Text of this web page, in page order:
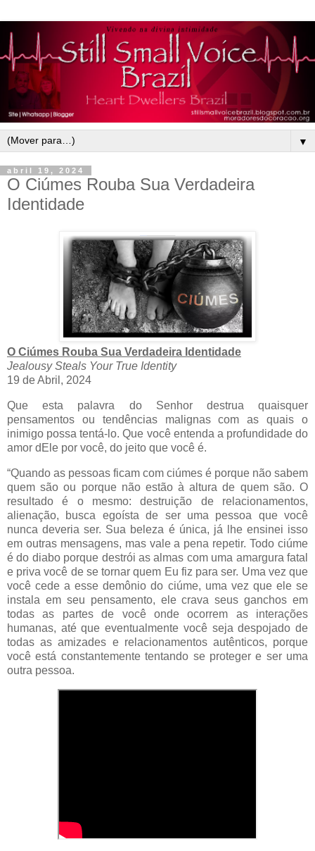
▼
abril 19, 2024
O Ciúmes Rouba Sua Verdadeira
Identidade
O Ciúmes Rouba Sua Verdadeira Identidade
Jealousy Steals Your True Identity
19 de Abril, 2024
Que esta palavra do Senhor destrua quaisquer
pensamentos ou tendências malignas com as quais o
inimigo possa tentá-lo. Que você entenda a profundidade do
amor dEle por você, do jeito que você é.
“Quando as pessoas ficam com ciúmes é porque não sabem
quem são ou porque não estão à altura de quem são. O
resultado é o mesmo: destruição de relacionamentos,
alienação, busca egoísta de ser uma pessoa que você
nunca deveria ser. Sua beleza é única, já lhe ensinei isso
em outras mensagens, mas vale a pena repetir. Todo ciúme
é do diabo porque destrói as almas com uma amargura fatal
e priva você de se tornar quem Eu fiz para ser. Uma vez que
você cede a esse demônio do ciúme, uma vez que ele se
instala em seu pensamento, ele crava seus ganchos em
todas as partes de você onde ocorrem as interações
humanas, até que eventualmente você seja despojado de
todas as amizades e relacionamentos autênticos, porque
você está constantemente tentando se proteger e ser uma
outra pessoa.